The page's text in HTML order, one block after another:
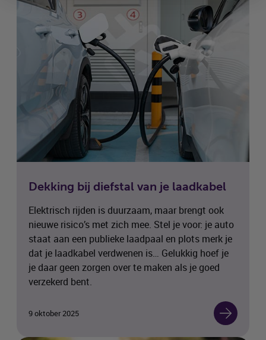
Dekking bij diefstal van je laadkabel
Elektrisch rijden is duurzaam, maar brengt ook
nieuwe risico’s met zich mee. Stel je voor: je auto
staat aan een publieke laadpaal en plots merk je
dat je laadkabel verdwenen is… Gelukkig hoef je
je daar geen zorgen over te maken als je goed
verzekerd bent.
9 oktober 2025